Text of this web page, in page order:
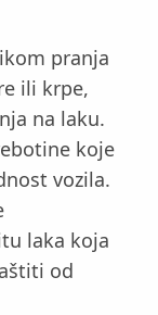
pranja
ili krpe,
na laku.
koje
vozila.
laka koja
od